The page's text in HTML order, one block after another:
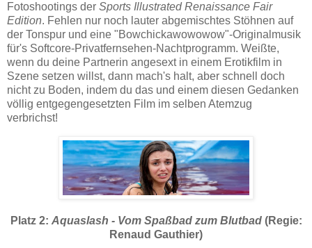
Fotoshootings der Sports Illustrated Renaissance Fair
Edition. Fehlen nur noch lauter abgemischtes Stöhnen auf
der Tonspur und eine "Bowchickawowowow"-Originalmusik
für's Softcore-Privatfernsehen-Nachtprogramm. Weißte,
wenn du deine Partnerin angesext in einem Erotikfilm in
Szene setzen willst, dann mach's halt, aber schnell doch
nicht zu Boden, indem du das und einem diesen Gedanken
völlig entgegengesetzten Film im selben Atemzug
verbrichst!
Platz 2: Aquaslash - Vom Spaßbad zum Blutbad (Regie:
Renaud Gauthier)